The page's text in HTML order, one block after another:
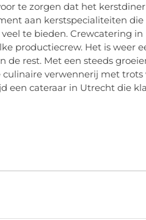
te zorgen dat het
aan kerstspecialiteiten
te bieden. Crewcatering
productiecrew. Het is weer
de rest. Met een steeds
verwennerij met
een cateraar in Utrecht die